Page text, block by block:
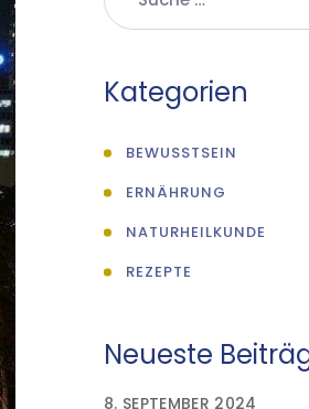
Kategorien
BEWUSSTSEIN
ERNÄHRUNG
NATURHEILKUNDE
REZEPTE
Neueste
8. SEPTEMBER 2024